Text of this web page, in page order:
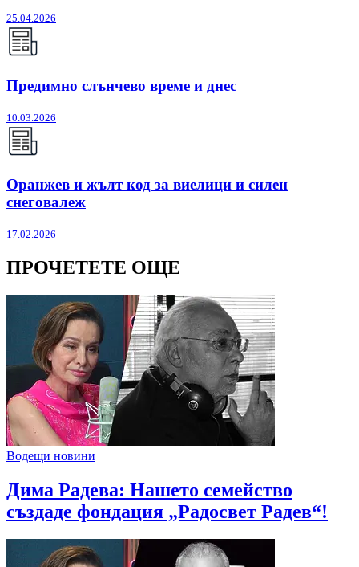
25.04.2026
Предимно слънчево време и днес
10.03.2026
Оранжев и жълт код за виелици и силен
снеговалеж
17.02.2026
ПРОЧЕТЕТЕ ОЩЕ
Водещи новини
Дима Радева: Нашето семейство
създаде фондация „Радосвет Радев“!